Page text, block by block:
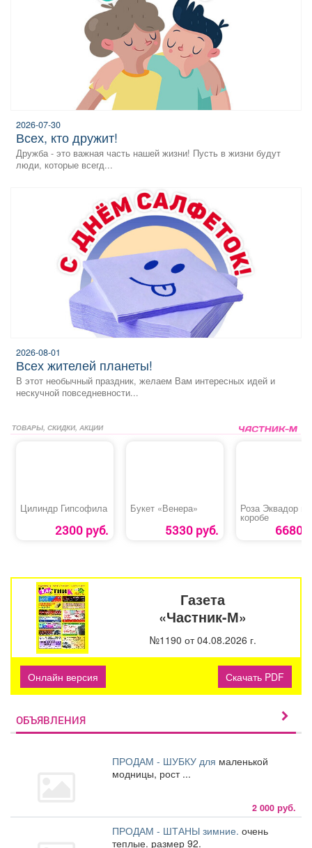
2026-07-30
всех, кто дружит!
Дружба - это важная часть нашей жизни! Пусть в жизни будут
люди, которые всегд...
2026-08-01
всех жителей планеты!
В этот необычный праздник, желаем Вам интересных идей и
нескучной повседневности...
ТОВАРЫ, СКИДКИ, АКЦИИ
Цилиндр Гипсофила
2300 руб.
Букет «Венера»
5330 руб.
Роза Эквадор в
коробе
6680
Газета
«Частник-М»
№1190 от 04.08.2026 г.
Онлайн версия Скачать PDF
ОБЪЯВЛЕНИЯ
ПРОДАМ - ШУБКУ для маленькой
модницы, рост ...
2 000 руб.
ПРОДАМ - ШТАНЫ зимние. очень
теплые. размер 92.